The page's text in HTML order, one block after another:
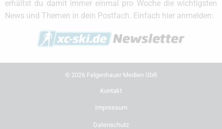
erhältst du damit immer einmal pro Woche die wichtigsten
News und Themen in dein Postfach. Einfach hier anmelden:
© 2026 Felgenhauer Medien GbR
Kontakt
Impressum
Datenschutz